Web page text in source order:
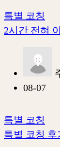
특별 코칭
2시간 전혀
08-07
특별 코칭
특별 코칭 후